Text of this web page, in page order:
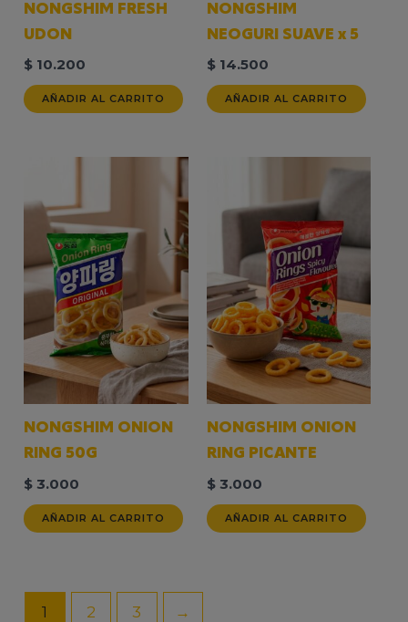
NONGSHIM FRESH
UDON
$ 10.200
AÑADIR AL CARRITO
NONGSHIM
NEOGURI SUAVE x 5
$14.500
AÑADIR AL CARRITO
NONGSHIM ONION
RING 50G
$ 3.000
AÑADIR AL CARRITO
NONGSHIM ONION
RING PICANTE
$3.000
AÑADIR AL CARRITO
1 2 3 →